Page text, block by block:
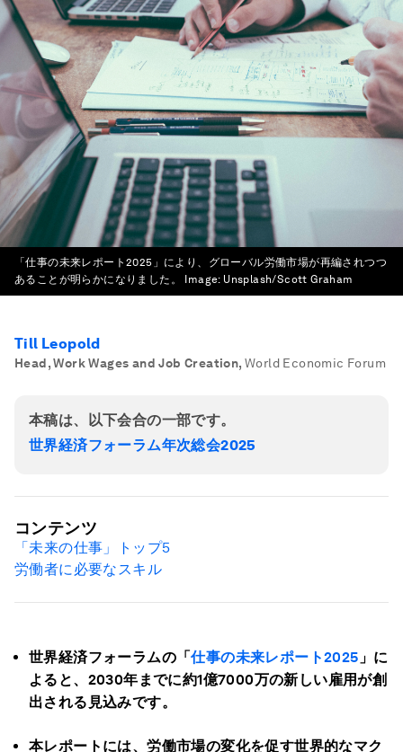
「仕事の未来レポート2025」により、グローバル労働市場が再編されつつ
あることが明らかになりました。
Image: Unsplash/Scott Graham
Till Leopold
Head, Work Wages and Job Creation, World Economic Forum
本稿は、以下会合の一部です。
世界経済フォーラム年次総会2025
世界経済フォーラムの「仕事の未来レポート2025 」に
よると、2030年までに約1億7000万の新しい雇用が創
出される見込みです。
本レポートには、労働市場の変化を促す世界的なマク
コンテンツ
「未来の仕事」トップ5
労働者に必要なスキル